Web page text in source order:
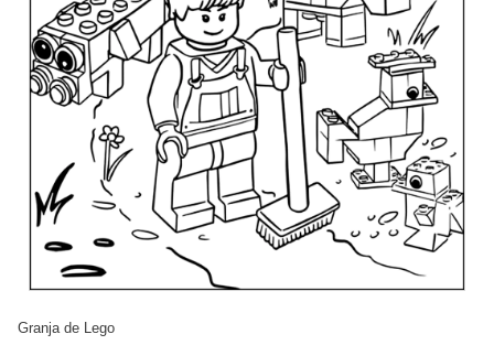
Granja de Lego